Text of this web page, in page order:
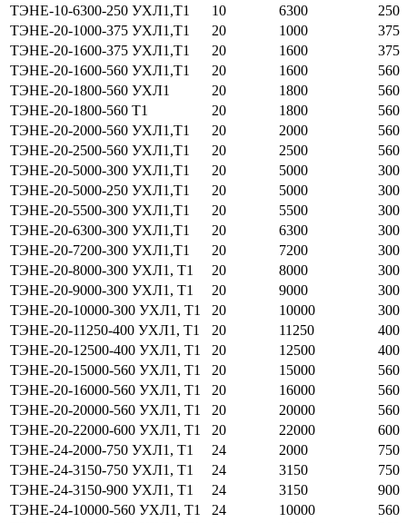
ТЭНЕ-10-6300-250 УХЛ1,Т1
10 6300
250
ТЭНЕ-20-1000-375 УХЛ1,Т1
20 1000
375
ТЭНЕ-20-1600-375 УХЛ1,Т1
20 1600
375
ТЭНЕ-20-1600-560 УХЛ1,Т1
20 1600
560
ТЭНЕ-20-1800-560 УХЛ1
20 1800
560
ТЭНЕ-20-1800-560 Т1
20 1800
560
ТЭНЕ-20-2000-560 УХЛ1,Т1
20 2000
560
ТЭНЕ-20-2500-560 УХЛ1,Т1
20 2500
560
ТЭНЕ-20-5000-300 УХЛ1,Т1
20 5000
300
ТЭНЕ-20-5000-250 УХЛ1,Т1
20 5000
300
ТЭНЕ-20-5500-300 УХЛ1,Т1
20 5500
300
ТЭНЕ-20-6300-300 УХЛ1,Т1
20 6300
300
ТЭНЕ-20-7200-300 УХЛ1,Т1
20 7200
300
ТЭНЕ-20-8000-300 УХЛ1, Т1
20 8000
300
ТЭНЕ-20-9000-300 УХЛ1, Т1
20 9000
300
ТЭНЕ-20-10000-300 УХЛ1, Т1
20 10000
300
ТЭНЕ-20-11250-400 УХЛ1, Т1
20 11250
400
ТЭНЕ-20-12500-400 УХЛ1, Т1
20 12500
400
ТЭНЕ-20-15000-560 УХЛ1, Т1
20 15000
560
ТЭНЕ-20-16000-560 УХЛ1, Т1
20 16000
560
ТЭНЕ-20-20000-560 УХЛ1, Т1
20 20000
560
ТЭНЕ-20-22000-600 УХЛ1, Т1
20 22000
600
ТЭНЕ-24-2000-750 УХЛ1, Т1
24 2000
750
ТЭНЕ-24-3150-750 УХЛ1, Т1
24 3150
750
ТЭНЕ-24-3150-900 УХЛ1, Т1
24 3150
900
ТЭНЕ-24-10000-560 УХЛ1, Т1
24 10000
560